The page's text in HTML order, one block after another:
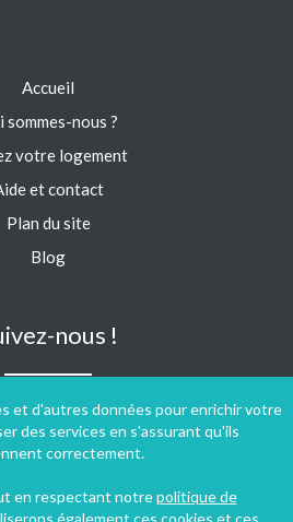
et d'autres données pour enrichir votre
des services en s'assurant qu'ils
correctement.
en respectant notrepolitique de
également ces cookies et ces
Accueil
sommes-nous ?
votre logement
et contact
Plan du site
Blog
nous !